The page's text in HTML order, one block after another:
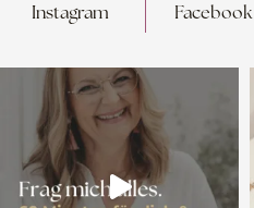
Instagram Facebook